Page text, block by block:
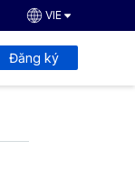
VIE
Đăng ký